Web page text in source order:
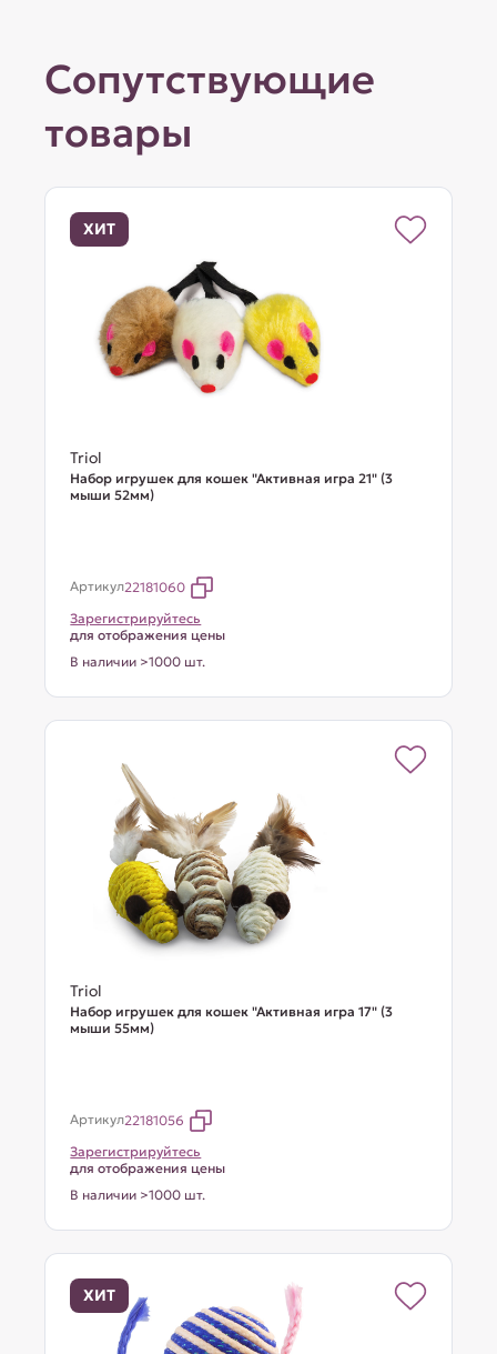
Сопутствующие
товары
ХИТ
Triol
Набор игрушек для кошек "Активная игра 21" (3
мыши 52мм)
Артикул22181060
Зарегистрируйтесь
для отображения цены
В наличии >1000 шт.
Triol
Набор игрушек для кошек "Активная игра 17" (3
мыши 55мм)
Артикул22181056
Зарегистрируйтесь
для отображения цены
В наличии >1000 шт.
ХИТ